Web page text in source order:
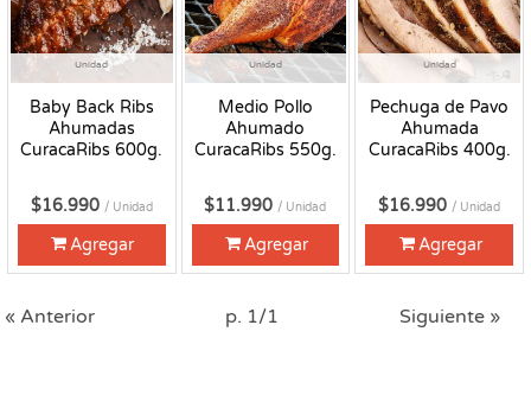
Unidad
Baby Back Ribs
Ahumadas
CuracaRibs 600g.
$16.990 / Unidad
Agregar
Unidad
Medio Pollo
Ahumado
CuracaRibs 550g.
$11.990 / Unidad
Agregar
Unidad
Pechuga de Pavo
Ahumada
CuracaRibs 400g.
$16.990 / Unidad
Agregar
« Anterior p. 1/1 Siguiente »